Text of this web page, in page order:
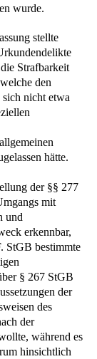
wurde.
stellte
Strafbarkeit
den
nicht etwa
hätte.
der §§ 277
mit
und
erkennbar,
StGB bestimmte
§ 267 StGB
der
des
der
während es
hinsichtlich